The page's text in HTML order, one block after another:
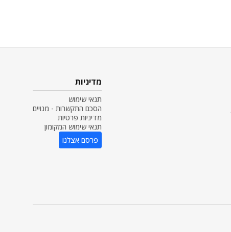
מדיניות
תנאי שימוש
הסכם התקשרות - מנויים
מדיניות פרטיות
תנאי שימוש המקומון
פרסם אצלנו